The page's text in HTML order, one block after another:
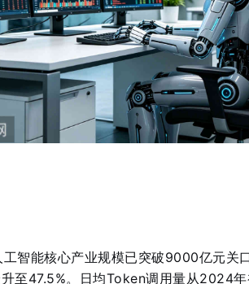
智能核心产业规模已突破9000亿元关
至47.5%。日均Token调用量从2024